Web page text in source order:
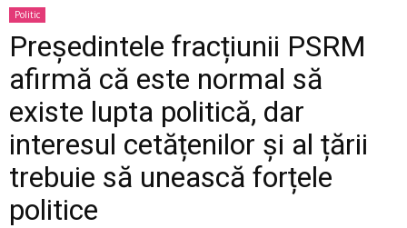
Politic
Președintele fracțiunii PSRM
afirmă că este normal să
existe lupta politică, dar
interesul cetățenilor și al țării
trebuie să unească forțele
politice